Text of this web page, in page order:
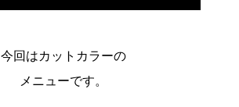
今回はカットカラーの
メニューです。